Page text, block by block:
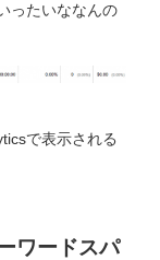
ったいななんの
で表示される
ワードスパ